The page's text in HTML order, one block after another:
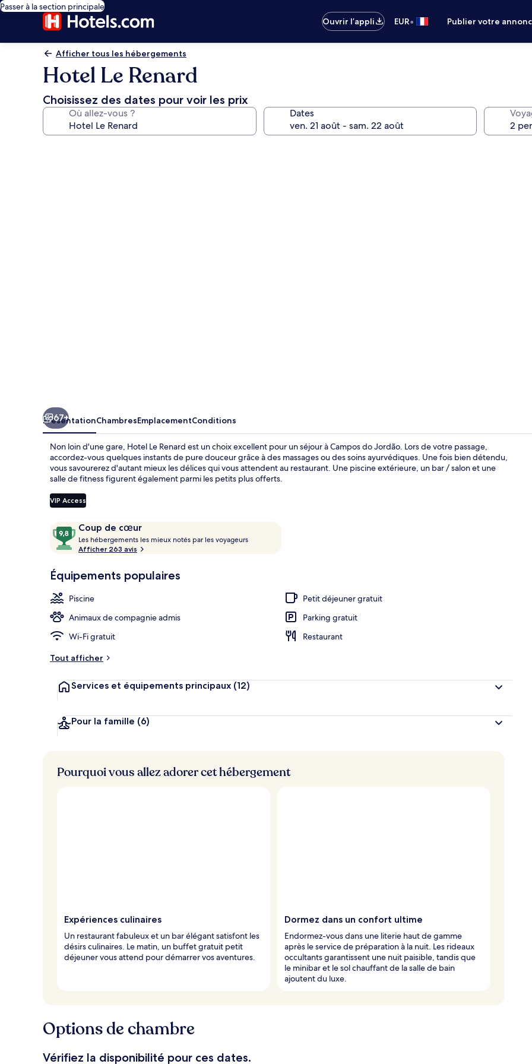
Passer à la section principale
Ouvrir l’appli
EUR• Publier votre
Afficher tous les hébergements
Hotel Le Renard
Choisissez des dates pour voir les prix
Où allez-vous ? Dates
Piscine extérieure, parasols de plage, chaises longues
67+
PrésentationChambresEmplacementConditions
Non loin d'une gare, Hotel Le Renard est un choix excellent pour un séjour à Campos do Jordão. Lors de votre passage,
accordez-vous quelques instants de pure douceur grâce à des massages ou des soins ayurvédiques. Une fois bien détendu,
vous savourerez d'autant mieux les délices qui vous attendent au restaurant. Une piscine extérieure, un bar / salon et une
salle de fitness figurent également parmi les petits plus offerts.
VIP Access
Avis
voyageurs
Coup de cœur
9,8
sur
10,
de
Les hébergements les mieux notés par les voyageurs
n
i
l
s
Afficher 263 avis
Équipements populaires
Piscine
Petit déjeuner gratuit
Animaux de compagnie admis
Parking gratuit
Wi-Fi gratuit
Restaurant
Tout afficher
Services et équipements principaux (12)
Pour la famille (6)
Pourquoi vous allez adorer cet hébergement
Expériences culinaires
Un restaurant fabuleux et un bar élégant satisfont les
désirs culinaires. Le matin, un buffet gratuit petit
déjeuner vous attend pour démarrer vos aventures.
Dormez dans un confort ultime
Endormez-vous dans une literie haut de gamme
après le service de préparation à la nuit. Les rideaux
occultants garantissent une nuit paisible, tandis que
le minibar et le sol chauffant de la salle de bain
ajoutent du luxe.
Options de chambre
Vérifiez la disponibilité pour ces dates.